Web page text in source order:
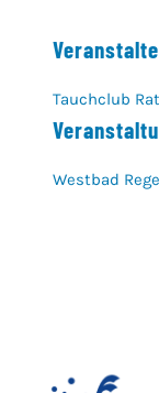
Westbad
Tauchclub